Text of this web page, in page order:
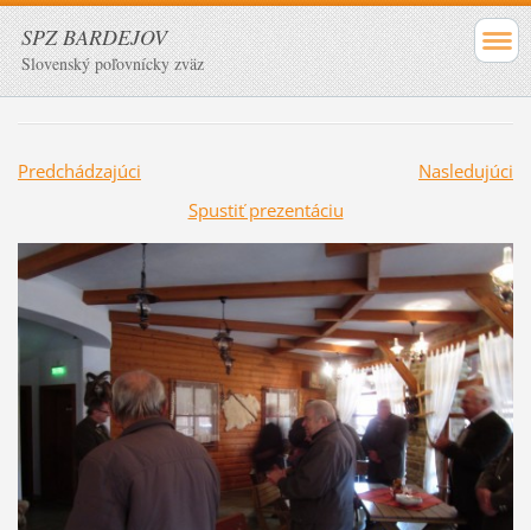
SPZ BARDEJOV
Slovenský poľovnícky zväz
Predchádzajúci
Nasledujúci
Spustiť prezentáciu